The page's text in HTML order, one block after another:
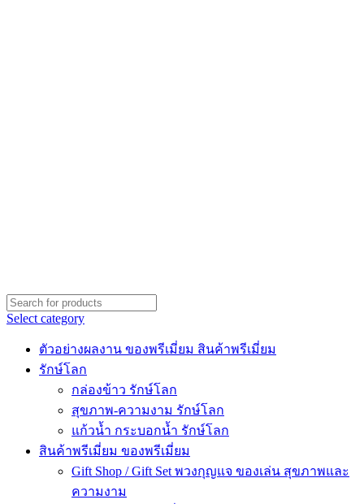
Select category
ตัวอย่างผลงาน ของพรีเมี่ยม สินค้าพรีเมี่ยม
รักษ์โลก
กล่องข้าว รักษ์โลก
สุขภาพ-ความงาม รักษ์โลก
แก้วน้ำ กระบอกน้ำ รักษ์โลก
สินค้าพรีเมี่ยม ของพรีเมี่ยม
Gift Shop / Gift Set พวงกุญแจ ของเล่น สุขภาพและ
ความงาม